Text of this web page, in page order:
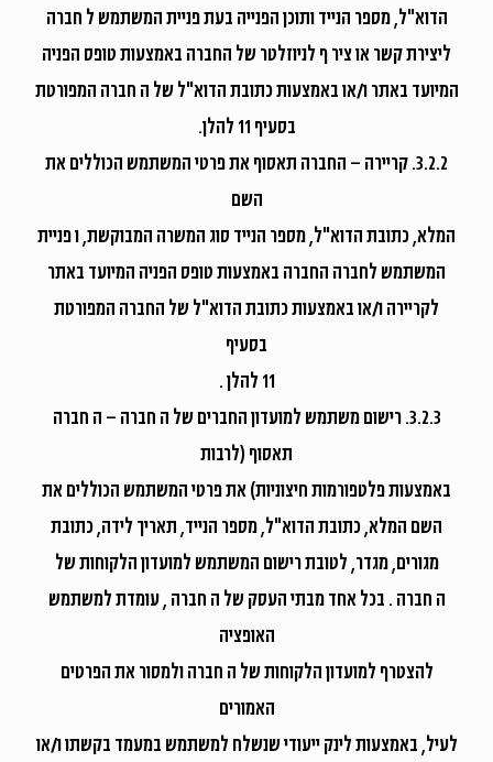
הדוא"ל, מספר הנייד ותוכן הפנייה בעת פניית המשתמש ל חברה
ליצירת קשר או ציר ף לניוזלטר של החברה באמצעות טופס הפניה
המיועד באתר ו/או באמצעות כתובת הדוא"ל של ה חברה המפורטת
בסעיף 11 להלן.
3.2.2. קריירה – החברה תאסוף את פרטי המשתמש הכוללים את
השם
המלא, כתובת הדוא"ל, מספר הנייד סוג המשרה המבוקשת, ו פניית
המשתמש לחברה החברה באמצעות טופס הפניה המיועד באתר
לקריירה ו/או באמצעות כתובת הדוא"ל של החברה המפורטת
בסעיף
11 להלן .
3.2.3. רישום משתמש למועדון החברים של ה חברה – ה חברה
תאסוף (לרבות
באמצעות פלטפורמות חיצוניות) את פרטי המשתמש הכוללים את
השם המלא, כתובת הדוא"ל, מספר הנייד, תאריך לידה, כתובת
מגורים, מגדר, לטובת רישום המשתמש למועדון הלקוחות של
ה חברה . בכל אחד מבתי העסק של ה חברה , עומדת למשתמש
האופציה
להצטרף למועדון הלקוחות של ה חברה ולמסור את הפרטים
האמורים
לעיל, באמצעות לינק ייעודי שנשלח למשתמש במעמד בקשתו ו/או